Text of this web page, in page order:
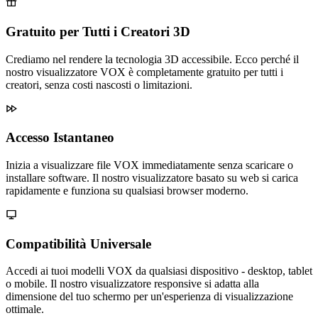
Gratuito per Tutti i Creatori 3D
Crediamo nel rendere la tecnologia 3D accessibile. Ecco perché il
nostro visualizzatore VOX è completamente gratuito per tutti i
creatori, senza costi nascosti o limitazioni.
Accesso Istantaneo
Inizia a visualizzare file VOX immediatamente senza scaricare o
installare software. Il nostro visualizzatore basato su web si carica
rapidamente e funziona su qualsiasi browser moderno.
Compatibilità Universale
Accedi ai tuoi modelli VOX da qualsiasi dispositivo - desktop, tablet
o mobile. Il nostro visualizzatore responsive si adatta alla
dimensione del tuo schermo per un'esperienza di visualizzazione
ottimale.